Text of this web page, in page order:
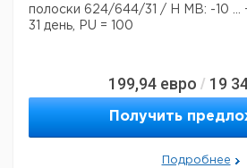
полоски 624/644/31 / H MB: -10 ...
31 день, PU = 100
199,94 евро / 19
Получить
Подробнее